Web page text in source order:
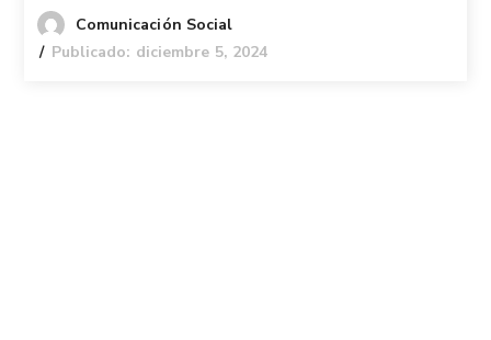
Comunicación Social
Publicado: diciembre 5, 2024